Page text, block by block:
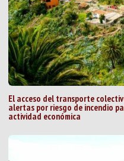
El acceso del transporte
alertas por riesgo de incendio
actividad económica